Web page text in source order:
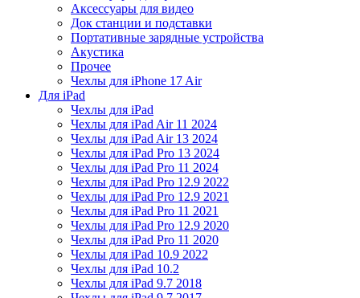
Аксессуары для видео
Док станции и подставки
Портативные зарядные устройства
Акустика
Прочее
Чехлы для iPhone 17 Air
Для iPad
Чехлы для iPad
Чехлы для iPad Air 11 2024
Чехлы для iPad Air 13 2024
Чехлы для iPad Pro 13 2024
Чехлы для iPad Pro 11 2024
Чехлы для iPad Pro 12.9 2022
Чехлы для iPad Pro 12.9 2021
Чехлы для iPad Pro 11 2021
Чехлы для iPad Pro 12.9 2020
Чехлы для iPad Pro 11 2020
Чехлы для iPad 10.9 2022
Чехлы для iPad 10.2
Чехлы для iPad 9.7 2018